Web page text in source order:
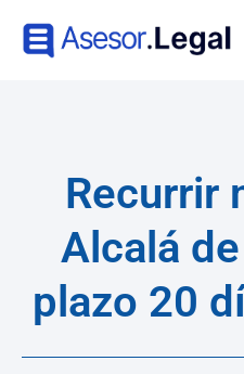
Recurrir
Alcalá
plazo 20